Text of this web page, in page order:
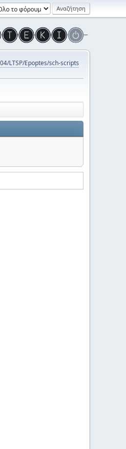
LTSP/Epoptes/sch-scripts